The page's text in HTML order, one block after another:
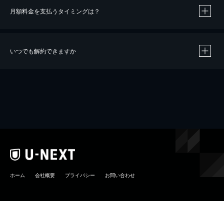
※40％ポイント還元の対象は、クレジットカード決済による作品の購入 / レンタルです。
iOSアプリのUコイン決済による作品の購入 / レンタルは、20％のポイント還元です。
月額料金を支払うタイミングは？
いつでも解約できますか
ホーム 会社概要 プライバシー お問い合わせ